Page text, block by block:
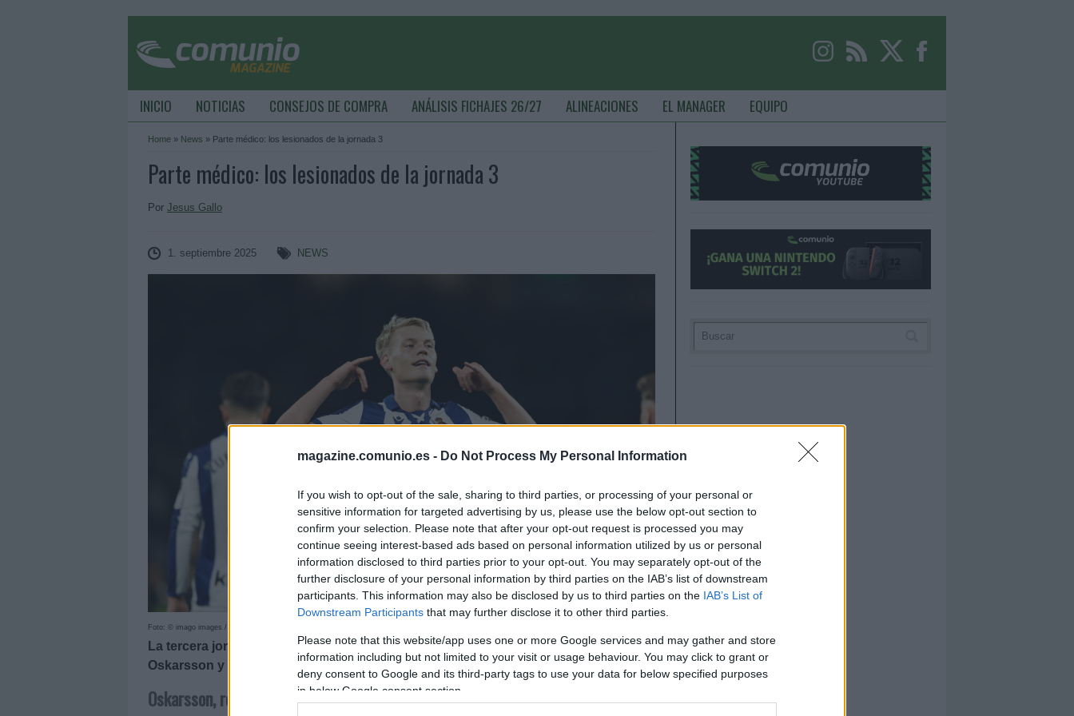
magazine.comunio.es - Do Not Process My Personal Information
If you wish to opt-out of the sale, sharing to third parties, or processing of your personal or
sensitive information for targeted advertising by us, please use the below opt-out section to
confirm your selection. Please note that after your opt-out request is processed you may
continue seeing interest-based ads based on personal information utilized by us or personal
information disclosed to third parties prior to your opt-out. You may separately opt-out of the
further disclosure of your personal information by third parties on the IAB’s list of downstream
participants. This information may also be disclosed by us to third parties on the IAB’s List of
Downstream Participants that may further disclose it to other third parties.
Please note that this website/app uses one or more Google services and may gather and store
information including but not limited to your visit or usage behaviour. You may click to grant or
deny consent to Google and its third-party tags to use your data for below specified purposes
in below Google consent section.
INICIO NOTICIAS CONSEJOS DE COMPRA ANÁLISIS FICHAJES 26/27 ALINEACIONES EL MANAGER EQUIPO
Home » News » Parte médico: los lesionados de la jornada 3
Parte médico: los lesionados de la jornada 3
Por Jesus Gallo
1. septiembre 2025 NEWS
Foto: © imago images / AFLOSPORT
La tercera jornada de LaLiga 25/26 nos dejó algún que otro lesionado, cómo
Oskarsson y Ejuke. Repasamos su estado y posible tiempo de baja en este artículo.
Oskarsson, rotura muscular